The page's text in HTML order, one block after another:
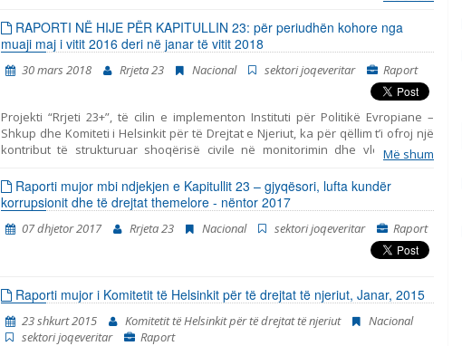
Komiteti i Helsinkit për të Drejtat e Njeriut. Pasqyra përfshin tri periudha të
ndryshme: - periudha para zgjedhjeve të parakohshme parlamentare më 11
dhjetor të vitit 2016, - periudha e tranzicionit pas zgjedhjeve dhe para formimit
të Qeverisë së re më datë 31 maj të vitit 2017, dhe - periudha nga zgjedhja e
Qeverisë së re deri në fund të muajit janar të vitit 2018. Raporti i prezanton
ngjarjet kryesore në periudhën e analizuar dhe jep rekomandime për politikat
në secilën fushën të Kapitullit 23. Për analizë të detajuar të të gjitha fushave, ju
lutemi shiheni Raportin në hije. Shadow Report.
RAPORTI NË HIJE PËR KAPITULLIN 23: për periudhën kohore nga
muaji maj i vitit 2016 deri në janar të vitit 2018
30 mars 2018 Rrjeta 23 Nacional sektori joqeveritar Raport
Projekti “Rrjeti 23+”, të cilin e implementon Instituti për Politikë Evropiane –
Shkup dhe Komiteti i Helsinkit për të Drejtat e Njeriut, ka për qëllim t’i ofroj një
kontribut të strukturuar shoqërisë civile në monitorimin dhe vlerësimin e
politikave të përfshira me Kapitullin 23 nga aderimi në BE – Jurisprudenca dhe
të drejtat themelore. Ky raport i bashkon në një tërësi të vetme koherente të
gjitha konstatimet, konkluzionet dhe rekomandimet, të cilat rezultuan nga
monitorimi i fushave të strukturuara në Kapitullin 23 – Jurisprudenca dhe të
drejtat themelore. Në të vërtetë, ky është Raporti i tretë në hije të cilin e
publikon “Rrjeti 23”. Dy raportet paraprakë kishin të bëjnë me periudhën
kohore tetor 2014 - korrik 2015 dhe korrik 2015 – prill 2016. Raporti e përfshinë
e muajit janar të vitit 2018. Periudha e përfshirjes së Raportit është vazhduar,
në mënyrë që korrespondoj me ciklin e ri të raporteve t
Më shum
Raporti mujor mbi ndjekjen e Kapitullit 23 – gjyqësori, lufta kundër
korrupsionit dhe të drejtat themelore - nëntor 2017
07 dhjetor 2017 Rrjeta 23 Nacional sektori joqeveritar Raport
Raporti mujor i Komitetit të Helsinkit për të drejtat të njeriut, Janar, 2015
23 shkurt 2015 Komitetit të Helsinkit për të drejtat të njeriut
Nacional
sektori joqeveritar
Raport